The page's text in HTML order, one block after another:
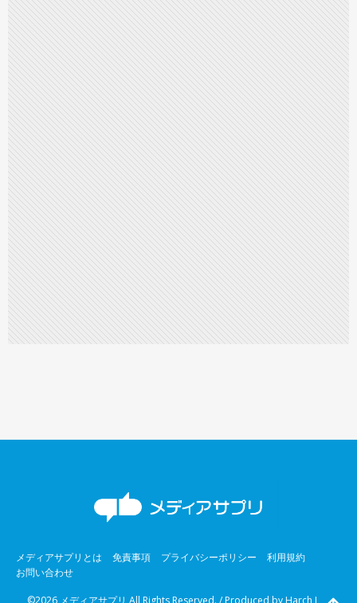
メディアサプリとは 免責事項 プライバシーポリシー
利用規約
お問い合わせ